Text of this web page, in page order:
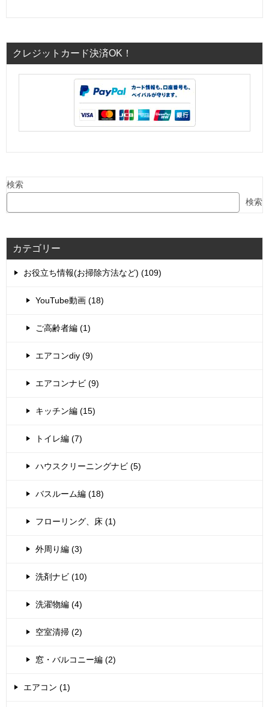
クレジットカード決済OK！
検索
検索
カテゴリー
お役立ち情報(お掃除方法など) (109)
YouTube動画 (18)
ご高齢者編 (1)
エアコンdiy (9)
エアコンナビ (9)
キッチン編 (15)
トイレ編 (7)
ハウスクリーニングナビ (5)
バスルーム編 (18)
フローリング、床 (1)
外周り編 (3)
洗剤ナビ (10)
洗濯物編 (4)
空室清掃 (2)
窓・バルコニー編 (2)
エアコン (1)